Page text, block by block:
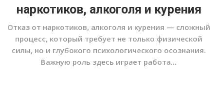
наркотиков, алкоголя и курения
Отказ от наркотиков, алкоголя и курения — сложный
процесс, который требует не только физической
силы, но и глубокого психологического осознания.
Важную роль здесь играет работа...